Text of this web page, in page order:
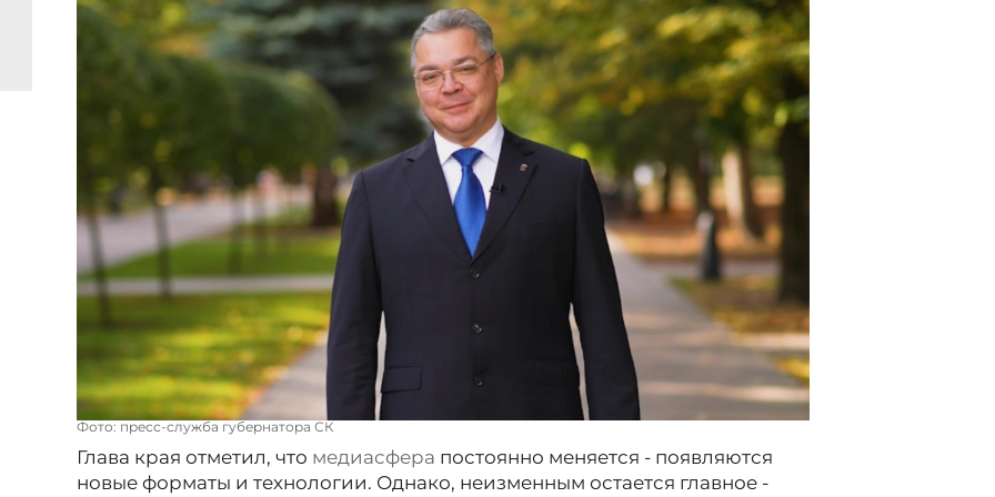
Фото: пресс-служба губернатора СК
Глава края отметил, что медиасфера постоянно меняется - появляются
новые форматы и технологии. Однако, неизменным остается главное -